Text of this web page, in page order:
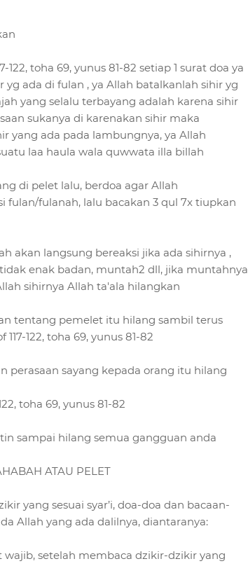
122, toha 69, yunus 81-82 setiap 1 surat doa ya
ada di fulan , ya Allah batalkanlah sihir yg
yang selalu terbayang adalah karena sihir
sukanya di karenakan sihir maka
yang ada pada lambungnya, ya Allah
laa haula wala quwwata illa billah
di pelet lalu, berdoa agar Allah
fulan/fulanah, lalu bacakan 3 qul 7x tiupkan
akan langsung bereaksi jika ada sihirnya ,
enak badan, muntah2 dll, jika muntahnya
sihirnya Allah ta'ala hilangkan
tentang pemelet itu hilang sambil terus
122, toha 69, yunus 81-82
perasaan sayang kepada orang itu hilang
toha 69, yunus 81-82
sampai hilang semua gangguan anda
ATAU PELET
yang sesuai syar’i, doa-doa dan bacaan-
Allah yang ada dalilnya, diantaranya:
setelah membaca dzikir-dzikir yang